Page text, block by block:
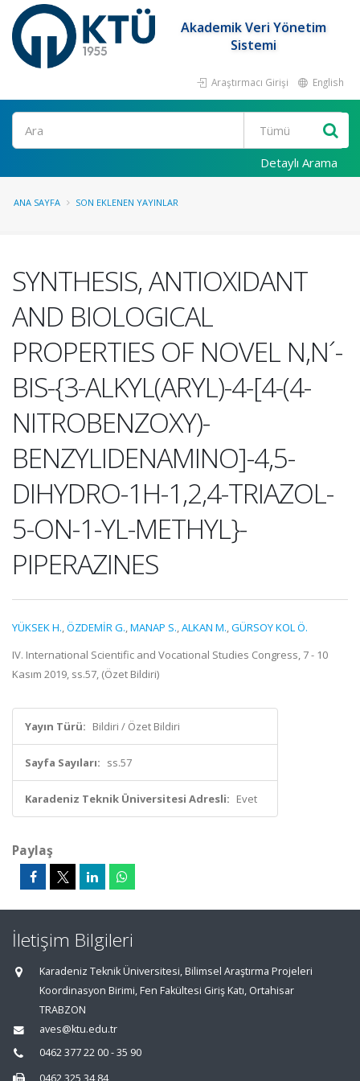
Akademik Veri Yönetim
Sistemi
Araştırmacı Girişi English
Ara
Detaylı Arama
ANA SAYFA SON EKLENEN YAYINLAR
SYNTHESIS, ANTIOXIDANT
AND BIOLOGICAL
PROPERTIES OF NOVEL N,N´-
BIS-{3-ALKYL(ARYL)-4-[4-(4-
NITROBENZOXY)-
BENZYLIDENAMINO]-4,5-
DIHYDRO-1H-1,2,4-TRIAZOL-
5-ON-1-YL-METHYL}-
PIPERAZINES
YÜKSEK H.,ÖZDEMİR G.,MANAP S.,ALKAN M.,GÜRSOY KOL Ö.
IV. International Scientific and Vocational Studies Congress, 7 - 10
Kasım 2019, ss.57, (Özet Bildiri)
Yayın Türü: Bildiri / Özet Bildiri
Sayfa Sayıları: ss.57
Karadeniz Teknik Üniversitesi Adresli: Evet
Paylaş
İletişim Bilgileri
Karadeniz Teknik Üniversitesi, Bilimsel Araştırma Projeleri
Koordinasyon Birimi, Fen Fakültesi Giriş Katı, Ortahisar
TRABZON
aves@ktu.edu.tr
0462 377 22 00 - 35 90
0462 325 34 84